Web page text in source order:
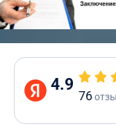
4.9
76